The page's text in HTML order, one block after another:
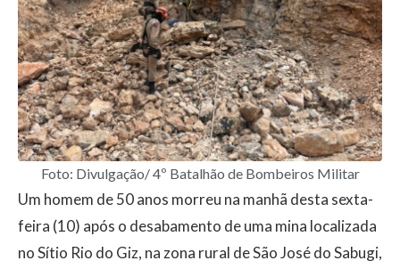
Foto: Divulgação/ 4º Batalhão de Bombeiros Militar
Um homem de 50 anos morreu na manhã desta sexta-
feira (10) após o desabamento de uma mina localizada
no Sítio Rio do Giz, na zona rural de São José do Sabugi,